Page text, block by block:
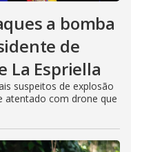
a bomba
de
La Espriella
suspeitos de explosão
atentado com drone que